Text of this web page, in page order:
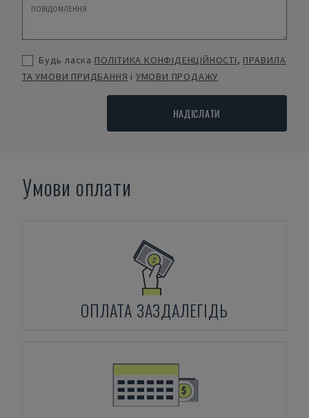
Будь ласка ПОЛІТИКА КОНФІДЕНЦІЙНОСТІ, ПРАВИЛА
ТА УМОВИ ПРИДБАННЯ і УМОВИ ПРОДАЖУ
НАДІСЛАТИ
Умови оплати
ОПЛАТА ЗАЗДАЛЕГІДЬ